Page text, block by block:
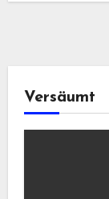
Versäumt